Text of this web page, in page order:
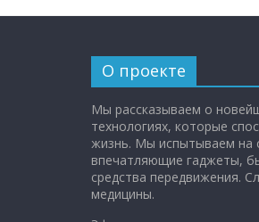
О проекте
Мы рассказываем о
технологиях, которые
жизнь. Мы испытываем на
впечатляющие гаджеты,
средства передвижения.
медицины.